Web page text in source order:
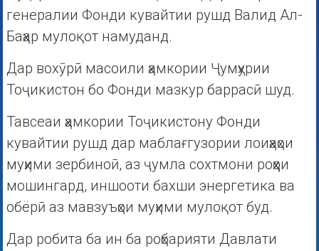
генералии Фонди кувайтии рушд Валид Ал-
Баҳар мулоқот намуданд.
Дар вохӯрӣ масоили ҳамкории Ҷумҳурии
Тоҷикистон бо Фонди мазкур баррасӣ шуд.
Тавсеаи ҳамкории Тоҷикистону Фонди
кувайтии рушд дар маблағгузории лоиҳаҳои
муҳими зербиноӣ, аз ҷумла сохтмони роҳҳои
мошингард, иншооти бахши энергетика ва
обёрӣ аз мавзуъҳои муҳими мулоқот буд.
Дар робита ба ин ба роҳбарияти Давлати